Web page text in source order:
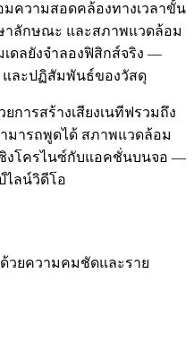
ความสอดคล้องทางเวลาขั้น
าลักษณะ และสภาพแวดล้อม
ดลยังจำลองฟิสิกส์จริง —
และปฏิสัมพันธ์ของวัสดุ
ยการสร้างเสียงเนทีฟรวมถึง
มารถพูดได้ สภาพแวดล้อม
ซิงโครไนซ์กับแอคชั่นบนจอ —
ไลน์วิดีโอ
วยความคมชัดและราย